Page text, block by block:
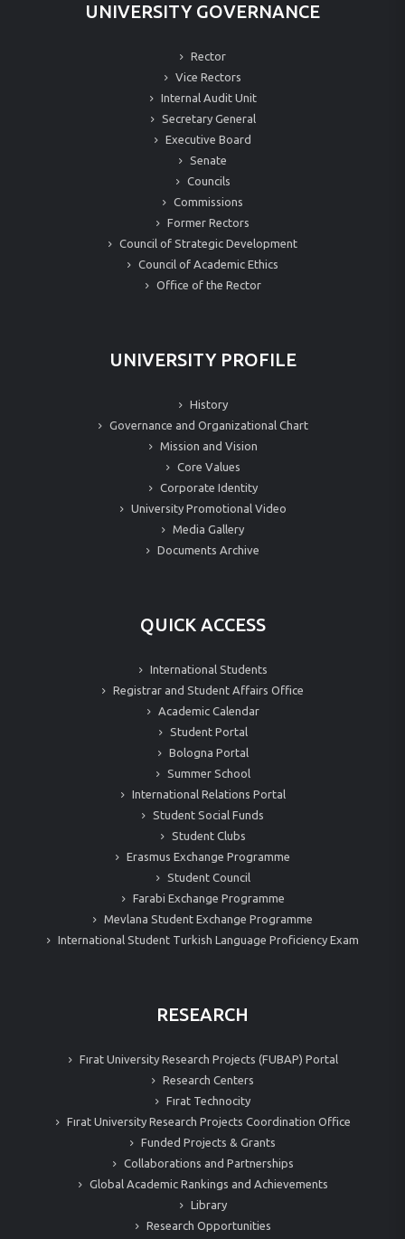
UNIVERSITY GOVERNANCE
Rector
Vice Rectors
Internal Audit Unit
Secretary General
Executive Board
Senate
Councils
Commissions
Former Rectors
Council of Strategic Development
Council of Academic Ethics
Office of the Rector
UNIVERSITY PROFILE
History
Governance and Organizational Chart
Mission and Vision
Core Values
Corporate Identity
University Promotional Video
Media Gallery
Documents Archive
QUICK ACCESS
International Students
Registrar and Student Affairs Office
Academic Calendar
Student Portal
Bologna Portal
Summer School
International Relations Portal
Student Social Funds
Student Clubs
Erasmus Exchange Programme
Student Council
Farabi Exchange Programme
Mevlana Student Exchange Programme
International Student Turkish Language Proficiency Exam
RESEARCH
Fırat University Research Projects (FUBAP) Portal
Research Centers
Fırat Technocity
Fırat University Research Projects Coordination Office
Funded Projects & Grants
Collaborations and Partnerships
Global Academic Rankings and Achievements
Library
Research Opportunities